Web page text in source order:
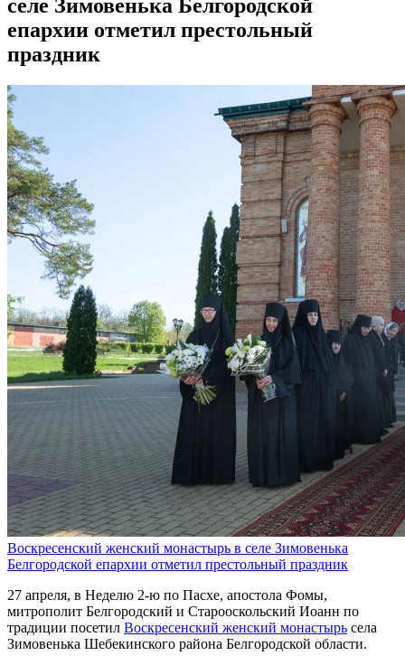
селе Зимовенька Белгородской
епархии отметил престольный
праздник
Воскресенский женский монастырь в селе Зимовенька
Белгородской епархии отметил престольный праздник
27 апреля, в Неделю 2-ю по Пасхе, апостола Фомы,
митрополит Белгородский и Старооскольский Иоанн по
традиции посетил Воскресенский женский монастырь села
Зимовенька Шебекинского района Белгородской области.